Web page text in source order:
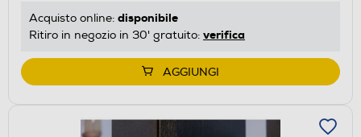
Acquisto online: disponibile
Ritiro in negozio in 30' gratuito: verifica
AGGIUNGI